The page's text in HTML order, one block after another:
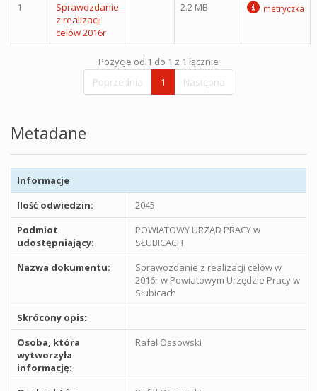
1
Sprawozdanie
z realizacji
celów 2016r
2.2 MB metryczka
Pozycje od 1 do 1 z 1 łącznie
Poprzednia
1 Następna
Metadane
Informacje
Ilość odwiedzin:
2045
Podmiot
udostępniający:
POWIATOWY URZĄD PRACY w
SŁUBICACH
Nazwa dokumentu:
Sprawozdanie z realizacji celów w
2016r w Powiatowym Urzędzie Pracy w
Słubicach
Skrócony opis:
Osoba, która
wytworzyła
informację:
Rafał Ossowski